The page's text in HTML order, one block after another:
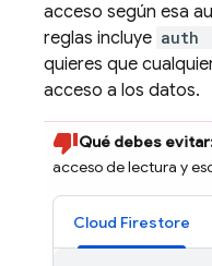
acceso según esa
reglas incluye auth
quieres que
acceso a los datos.
Qué debes
acceso de lectura y
Cloud Firestore